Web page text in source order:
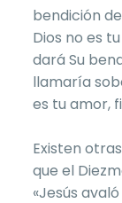
bendición
Dios no es
dará Su
llamaría
es tu amor,
Existen
que el
«Jesús